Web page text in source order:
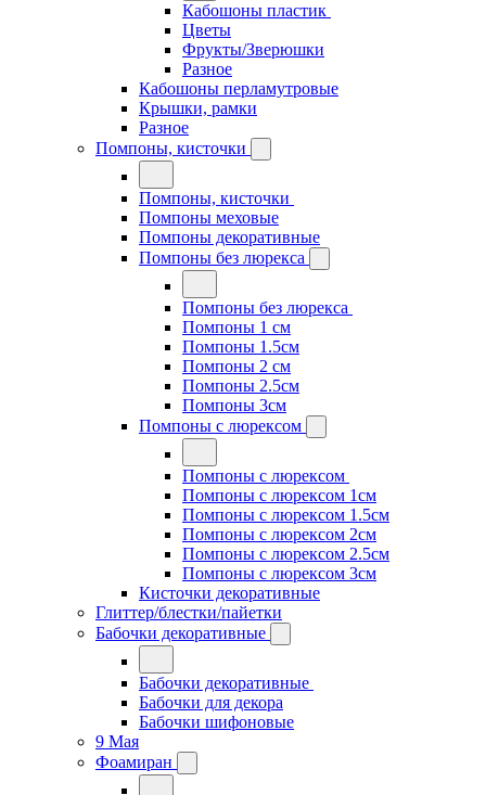
Кабошоны пластик
Цветы
Фрукты/Зверюшки
Разное
Кабошоны перламутровые
Крышки, рамки
Разное
Помпоны, кисточки
Помпоны, кисточки
Помпоны меховые
Помпоны декоративные
Помпоны без люрекса
Помпоны без люрекса
Помпоны 1 см
Помпоны 1.5см
Помпоны 2 см
Помпоны 2.5см
Помпоны 3см
Помпоны с люрексом
Помпоны с люрексом
Помпоны с люрексом 1см
Помпоны с люрексом 1.5см
Помпоны с люрексом 2см
Помпоны с люрексом 2.5см
Помпоны с люрексом 3см
Кисточки декоративные
Глиттер/блестки/пайетки
Бабочки декоративные
Бабочки декоративные
Бабочки для декора
Бабочки шифоновые
9 Мая
Фоамиран